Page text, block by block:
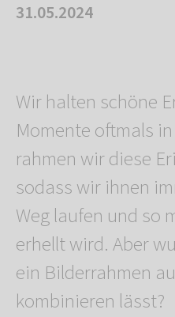
31.05.2024
Wir halten schöne
Momente oftmals
rahmen wir diese
sodass wir ihnen
Weg laufen und so
erhellt wird. Aber
ein Bilderrahmen
kombinieren lässt?